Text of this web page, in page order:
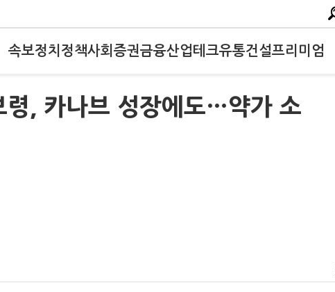
속보정치 정책사회 증권금융산업테크유통건설프리미엄
령, 카나브 성장에도…약가 소